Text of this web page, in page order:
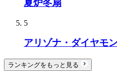
夏炉冬扇
5
アリゾナ・ダイヤモ
ランキングをもっと見る